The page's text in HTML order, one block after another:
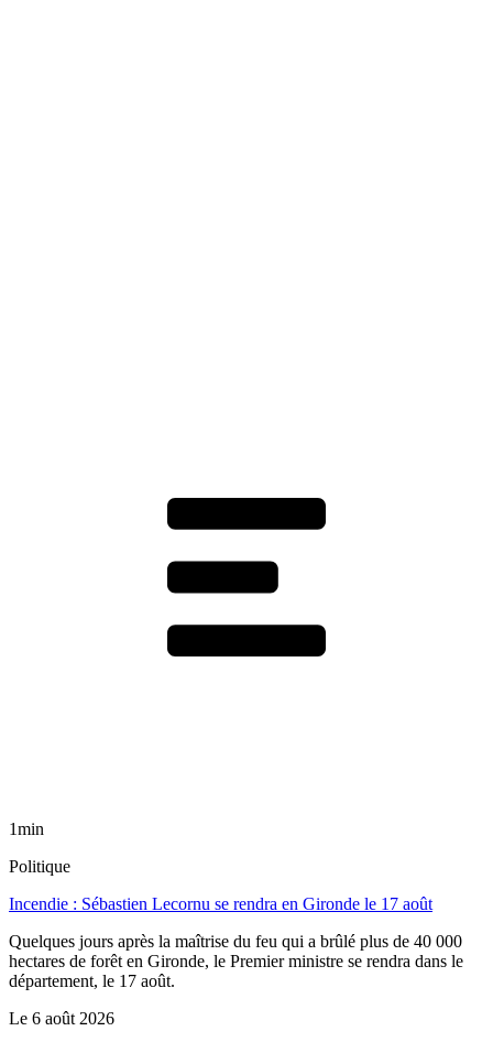
1min
Politique
Incendie : Sébastien Lecornu se rendra en Gironde le 17 août
Quelques jours après la maîtrise du feu qui a brûlé plus de 40 000
hectares de forêt en Gironde, le Premier ministre se rendra dans le
département, le 17 août.
Le 6 août 2026